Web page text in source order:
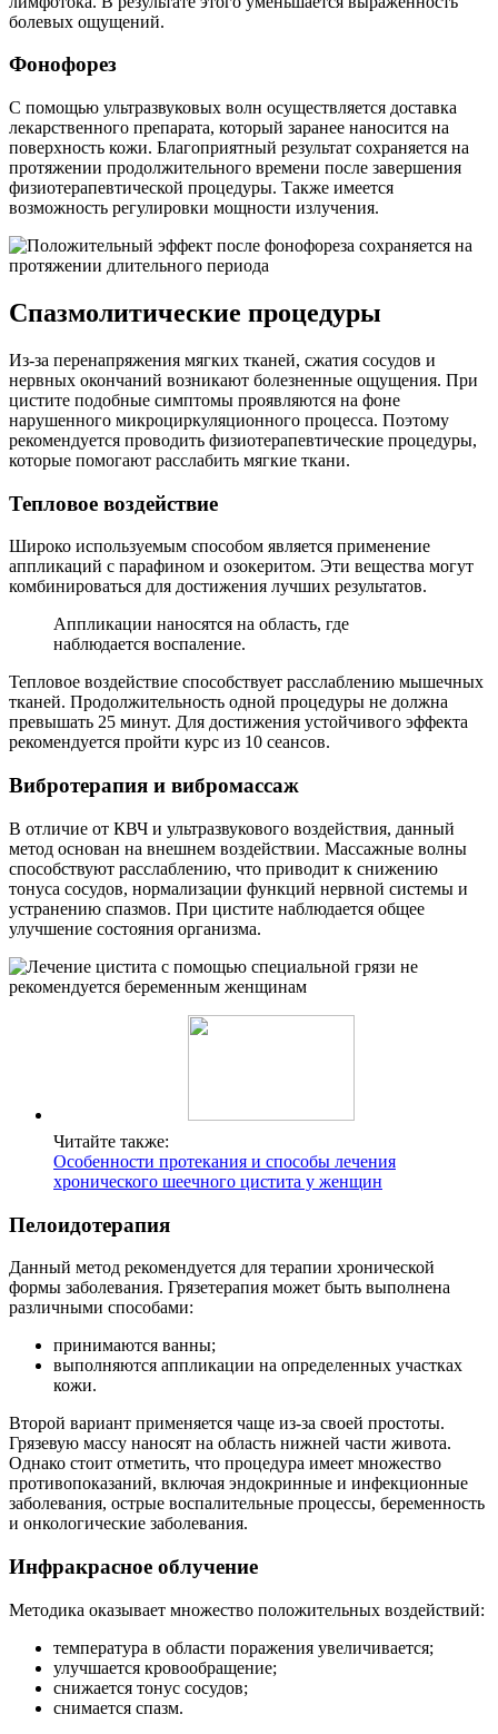
болевых ощущений.
Фонофорез
С помощью ультразвуковых волн осуществляется доставка
лекарственного препарата, который заранее наносится на
поверхность кожи. Благоприятный результат сохраняется на
протяжении продолжительного времени после завершения
физиотерапевтической процедуры. Также имеется
возможность регулировки мощности излучения.
Спазмолитические процедуры
Из-за перенапряжения мягких тканей, сжатия сосудов и
нервных окончаний возникают болезненные ощущения. При
цистите подобные симптомы проявляются на фоне
нарушенного микроциркуляционного процесса. Поэтому
рекомендуется проводить физиотерапевтические процедуры,
которые помогают расслабить мягкие ткани.
Тепловое воздействие
Широко используемым способом является применение
аппликаций с парафином и озокеритом. Эти вещества могут
комбинироваться для достижения лучших результатов.
Аппликации наносятся на область, где
наблюдается воспаление.
Тепловое воздействие способствует расслаблению мышечных
тканей. Продолжительность одной процедуры не должна
превышать 25 минут. Для достижения устойчивого эффекта
рекомендуется пройти курс из 10 сеансов.
Вибротерапия и вибромассаж
В отличие от КВЧ и ультразвукового воздействия, данный
метод основан на внешнем воздействии. Массажные волны
способствуют расслаблению, что приводит к снижению
тонуса сосудов, нормализации функций нервной системы и
устранению спазмов. При цистите наблюдается общее
улучшение состояния организма.
Читайте также:
Особенности протекания и способы лечения
хронического шеечного цистита у женщин
Пелоидотерапия
Данный метод рекомендуется для терапии хронической
формы заболевания. Грязетерапия может быть выполнена
различными способами:
принимаются ванны;
выполняются аппликации на определенных участках
кожи.
Второй вариант применяется чаще из-за своей простоты.
Грязевую массу наносят на область нижней части живота.
Однако стоит отметить, что процедура имеет множество
противопоказаний, включая эндокринные и инфекционные
заболевания, острые воспалительные процессы, беременность
и онкологические заболевания.
Инфракрасное облучение
Методика оказывает множество положительных воздействий:
температура в области поражения увеличивается;
улучшается кровообращение;
снижается тонус сосудов;
снимается спазм.